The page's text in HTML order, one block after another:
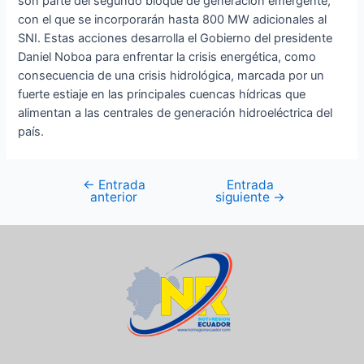
con el que se incorporarán hasta 800 MW adicionales al
SNI. Estas acciones desarrolla el Gobierno del presidente
Daniel Noboa para enfrentar la crisis energética, como
consecuencia de una crisis hidrológica, marcada por un
fuerte estiaje en las principales cuencas hídricas que
alimentan a las centrales de generación hidroeléctrica del
país.
← Entrada
anterior
Entrada
siguiente →